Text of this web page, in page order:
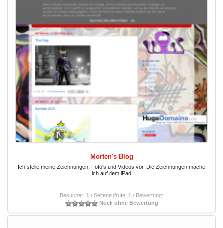
Morten’s Blog
Ich stelle meine Zeichnungen, Foto's und Videos vor. Die Zeichnungen mache
ich auf dem iPad
Besucher: 1 / Seitenaufrufe: 1 / Bewertung:
Noch ohne Bewertung